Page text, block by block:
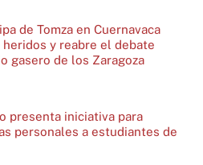
de Tomza en Cuernavaca
heridos y reabre el debate
gasero de los Zaragoza
presenta iniciativa para
personales a estudiantes de